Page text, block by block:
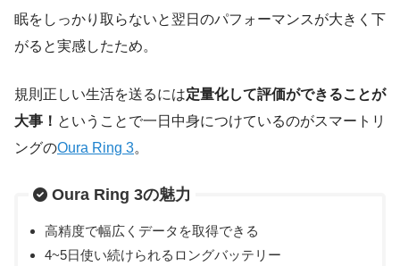
眠をしっかり取らないと翌日のパフォーマンスが大きく下
がると実感したため。
規則正しい生活を送るには定量化して評価ができることが
大事！ ということで一日中身につけているのがスマートリ
ングのOura Ring 3。
Oura Ring 3の魅力
高精度で幅広くデータを取得できる
4~5日使い続けられるロングバッテリー